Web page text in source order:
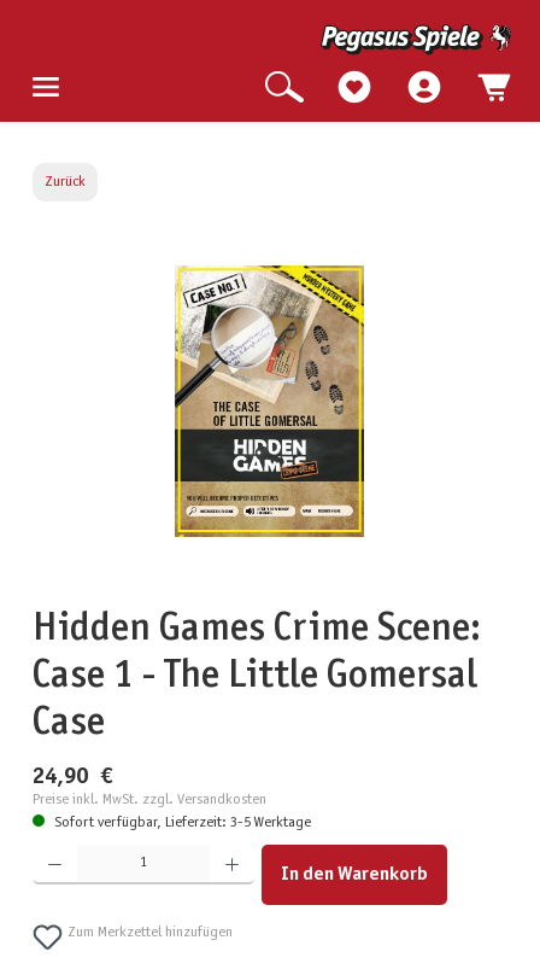
Zurück
Bildergalerie überspringen
Hidden Games Crime Scene:
Case 1 - The Little Gomersal
Case
24,90 €
Preise inkl. MwSt. zzgl. Versandkosten
Sofort verfügbar, Lieferzeit: 3-5 Werktage
Produkt Anzahl: Gib den gewünschten Wert ein oder benutze die Schaltflächen um die Anzahl zu
In den Warenkorb
Zum Merkzettel hinzufügen